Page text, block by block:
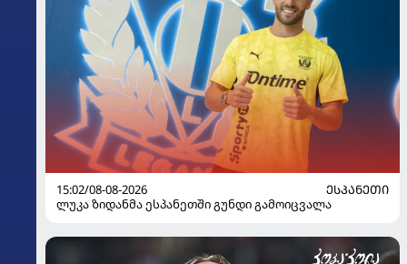
15:02/08-08-2026
ᲔᲡᲞᲐᲜᲔᲗᲘ
ლუკა ზიდანმა ესპანეთში გუნდი გამოიცვალა